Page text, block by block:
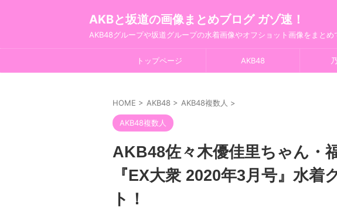
AKBと坂道の画像まとめブログ ガゾ速！
AKB48グループや坂道グループの水着画像やオフショット画像をまとめ
トップページ AKB48
HOME > AKB48 > AKB48複数人 >
AKB48複数人
AKB48佐々木優佳里ちゃん・
『EX大衆 2020年3月号』水着
ト！